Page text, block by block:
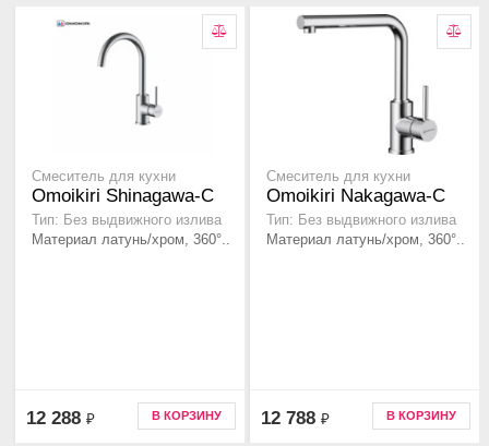
Смеситель для кухни
Omoikiri Shinagawa-C
Тип: Без выдвижного излива
Материал латунь/хром, 360°..
12 288 ₽ В КОРЗИНУ
Смеситель для кухни
Omoikiri Nakagawa-C
Тип: Без выдвижного излива
Материал латунь/хром, 360°..
12 788 ₽ В КОРЗИНУ